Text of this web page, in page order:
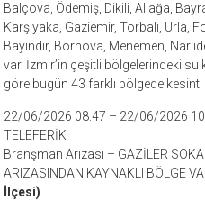
Balçova, Ödemiş, Dikili, Aliağa,
Karşıyaka, Gaziemir, Torbalı, Urla,
Bayındır, Bornova, Menemen,
var. İzmir’in çeşitli bölgelerindeki su
göre bugün 43 farklı bölgede
22/06/2026 08:47 – 22/06/2026
TELEFERİK
Branşman Arızası – GAZİLER
ARIZASINDAN KAYNAKLI BÖLGE
İlçesi)